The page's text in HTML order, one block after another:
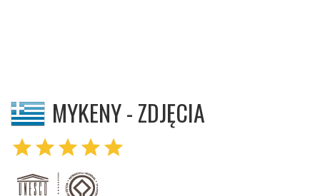
MYKENY - ZDJĘCIA
starstarstarstarstar